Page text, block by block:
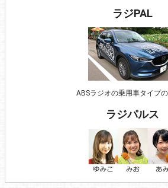
ラジPAL
ABSラジオの乗用車タイプ
ラジパルス